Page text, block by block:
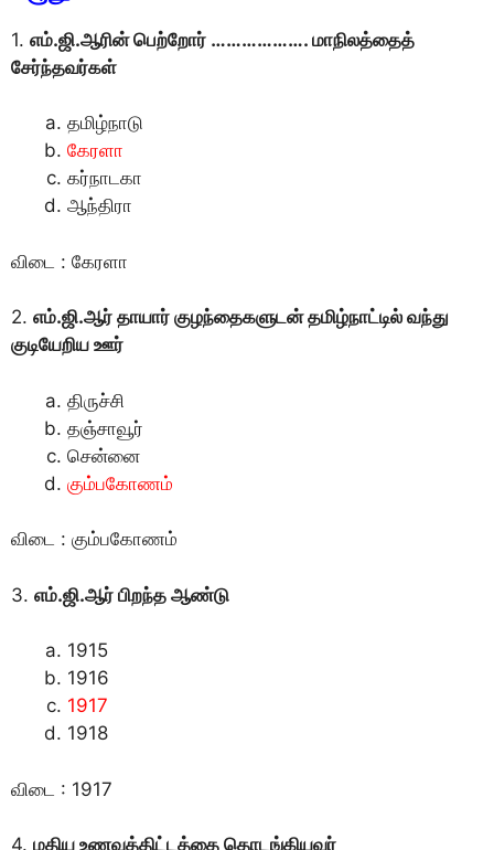
1. எம்.ஜி.ஆரின் பெற்றோர் ………………. மாநிலத்தைத்
சேர்ந்தவர்கள்
தமிழ்நாடு
கேரளா
கர்நாடகா
ஆந்திரா
விடை : கேரளா
2. எம்.ஜி.ஆர் தாயார் குழந்தைகளுடன் தமிழ்நாட்டில் வந்து
குடியேறிய ஊர்
திருச்சி
தஞ்சாவூர்
சென்னை
கும்பகோணம்
விடை : கும்பகோணம்
3. எம்.ஜி.ஆர் பிறந்த ஆண்டு
1915
1916
1917
1918
விடை : 1917
4. மதிய உணவுத்திட்டத்தை தொடங்கியவர்